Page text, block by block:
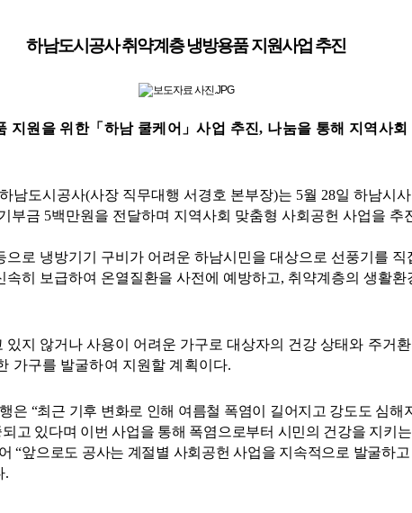
하남도시공사 취약계층 냉방용품 지원사업 추진
지원을 위한「 하남 쿨케어 」사업 추진, 나눔을 통해 지역사
하남도시공사(사장 직무대행 서경호 본부장)는 5월 28일 하남시
부금 5백만원을 전달하며 지역사회 맞춤형 사회공헌 사업을 추
으로 냉방기기 구비가 어려운 하남시민을 대상으로 선풍기
히 보급하여 온열질환을 사전에 예방하고, 취약계층의 생활
있지 않거나 사용이 어려운 가구로 대상자의 건강 상태와 주거
가구를 발굴하여 지원할 계획이다.
은 “최근 기후 변화로 인해 여름철 폭염이 길어지고 강도도 심해
고 있다며 이번 사업을 통해 폭염으로부터 시민의 건강을 지키
“앞으로도 공사는 계절별 사회공헌 사업을 지속적으로 발굴하
.